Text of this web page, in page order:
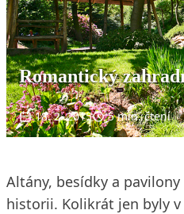
Romantický
18. 2. 2015 5 min. čtení
Altány, besídky a
historii. Kolikrát jen byly